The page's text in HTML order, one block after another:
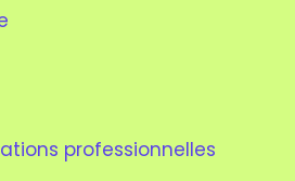
professionnelles